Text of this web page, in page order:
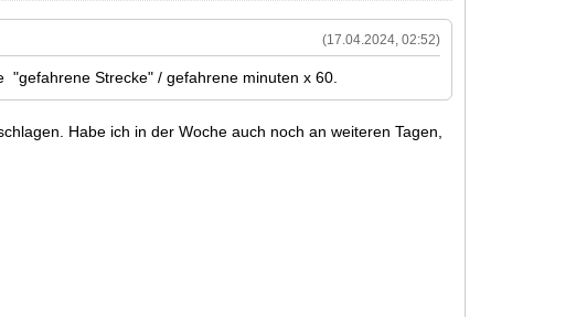
(17.04.2024, 02:52)
Strecke" / gefahrene minuten x 60.
Habe ich in der Woche auch noch an weiteren Tagen,